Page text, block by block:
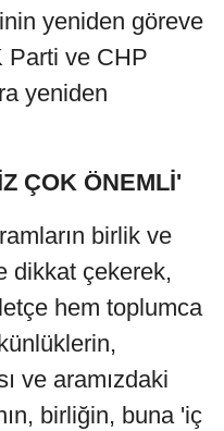
yeniden göreve
Parti ve CHP
yeniden
ÇOK ÖNEMLİ'
birlik ve
dikkat çekerek,
hem toplumca
ve aramızdaki
birliğin, buna 'iç